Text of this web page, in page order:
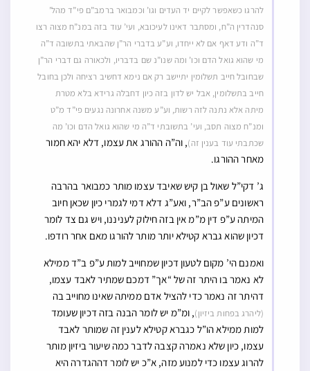
להרגו כשאפשר לקיים יד העדים וגו’ וכמבואר ברמב”ם פי”ד מהל’
סנהדרין ה”ח, ומסתבר דאינו לעיכובא, ועי’ עוד בזה במנ”ח מצוה רצו
ד”ה ודע דאף אם לא ייחדו, וע”ע בדברי הר”ן שהבאתי בתשובה ד”ה
מי שהוא גואל הדם וכו’ ומה שנו”נ שם בדבריו, ולכאורה גם דברי הר”ן
שבחובל חייב תשלומין יתיישב רק אם נימא דחשיב רציחה ולכן בחובל
חייב בתשלומין, אבל יש לדון בזה כיון דחבלה גרידא בלא מטרת
מיתה אלא נתנה לזה רשות, וע”ע משנה אחרונה נגעים פי”ד מ”ט
ומנ”ח מצוה תסב, ועי’ בתשובתי ד”ה מי שהוא גואל הדם וכו’ מה
שכתבתי עוד בענין זה), וה”ה ההורג את עצמו, דלא יהא חמור
מאחר ההורגו.
ג’ דקי”ל שאול בן קיש שאיבד עצמו מותר כמבואר בהרבה
ראשונים ע”פ הב”ר, ואע”ג דלא דמי לגמרי כיון שכאן חיוב
המיתה ע”פ דין מ”מ אין בזה חילוק לעניננו, ויש גם צד לומר
דכיון שהוא גברא קטילא יותר מותר להורגו מאם אחר רודפו.
ואמנם הי’ מקום לטעון דכיון שמחוייב למות ע”פ ב”ד ממילא
לא נאמר בו היתר זה של “אך” דמכם שמתיר לאבד עצמו,
דהיתר זה נאמר כדי להציל אדם ממיתה שאינו מחוייב בה
(ליהרג בפחות ביזיון), ומ”מ יש לומר הבנה בזה דכיון שעומד
למות ממילא הו”ל כגברא קטילא לענין זה שמותר לאבד
עצמו, כיון שלא נאמרה קצבה לדבר כמה שיעור ביזיון מותר
להרוג עצמו כדי למנוע מזה, א”כ יש לומר דההגדרה היא